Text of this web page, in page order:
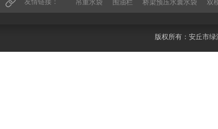
友情链接： 吊重水袋 围油栏 桥梁预压水囊水袋 双
版权所有：安丘市